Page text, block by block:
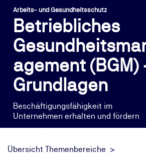
Arbeits- und Gesundheitsschutz
Betriebliches
agement (BGM)
Grundlagen
Beschäftigungsfähigkeit im
Unternehmen erhalten und fördern
Übersicht Themenbereiche